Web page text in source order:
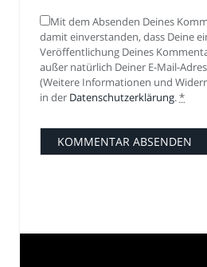
Mit dem Absenden Deines
damit einverstanden, dass Deine
Veröffentlichung Deines
außer natürlich Deiner E-Mail-
(Weitere Informationen und
in der Datenschutzerklärung.*